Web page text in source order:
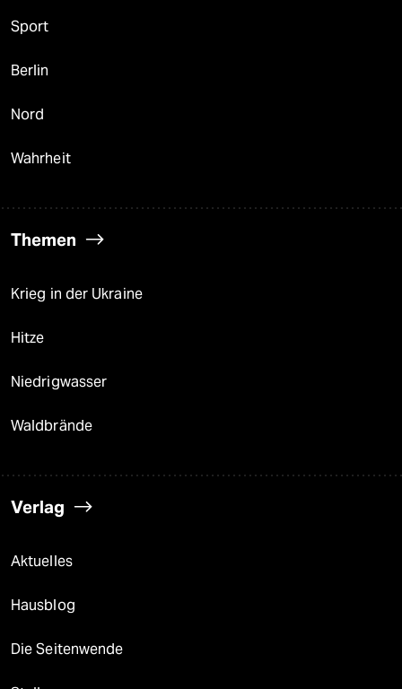
Sport
Berlin
Nord
Wahrheit
Themen
Krieg in der Ukraine
Hitze
Niedrigwasser
Waldbrände
Verlag
Aktuelles
Hausblog
Die Seitenwende